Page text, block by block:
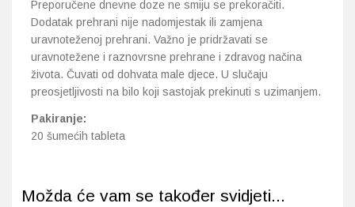
Preporučene dnevne doze ne smiju se prekoračiti.
Dodatak prehrani nije nadomjestak ili zamjena
uravnoteženoj prehrani. Važno je pridržavati se
uravnotežene i raznovrsne prehrane i zdravog načina
života. Čuvati od dohvata male djece. U slučaju
preosjetljivosti na bilo koji sastojak prekinuti s uzimanjem.
Pakiranje:
20 šumećih tableta
Možda će vam se također svidjeti...